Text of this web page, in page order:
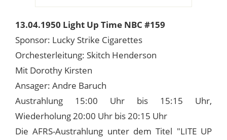
13.04.1950 Light Up Time NBC #159
Sponsor: Lucky Strike Cigarettes
Orchesterleitung: Skitch Henderson
Mit Dorothy Kirsten
Ansager: Andre Baruch
Austrahlung 15:00 Uhr bis 15:15 Uhr,
Wiederholung 20:00 Uhr bis 20:15 Uhr
Die AFRS-Austrahlung unter dem Titel "LITE UP